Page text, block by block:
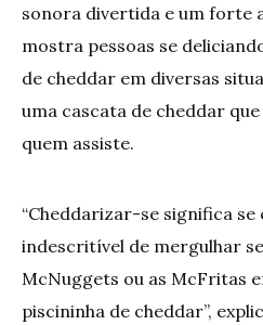
sonora divertida e um forte
mostra pessoas se
de cheddar em diversas
uma cascata de cheddar
quem assiste.
“Cheddarizar-se significa
indescritível de mergulhar
McNuggets ou as McFritas
piscininha de cheddar”,